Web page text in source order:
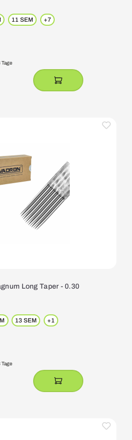
11 SEM +7
Tage
Long Taper - 0.30
13 SEM +1
Tage